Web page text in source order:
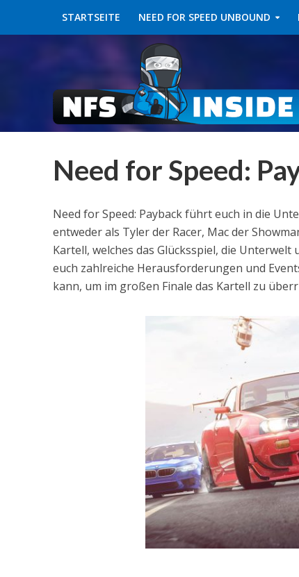
STARTSEITE NEED FOR SPEED UNBOUND
Need for Speed:
Need for Speed: Payback führt euch in die
entweder als Tyler der Racer, Mac der
Kartell, welches das Glücksspiel, die
euch zahlreiche Herausforderungen und
kann, um im großen Finale das Kartell zu